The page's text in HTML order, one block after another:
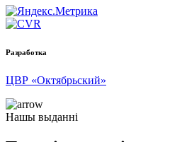
Разработка
ЦВР «Октябрьский»
Нашы выданні